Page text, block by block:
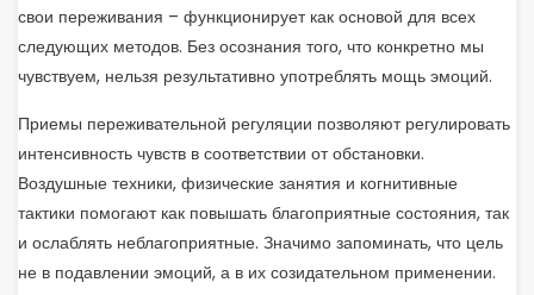
свои переживания – функционирует как основой для всех
следующих методов. Без осознания того, что конкретно мы
чувствуем, нельзя результативно употреблять мощь эмоций.
Приемы переживательной регуляции позволяют регулировать
интенсивность чувств в соответствии от обстановки.
Воздушные техники, физические занятия и когнитивные
тактики помогают как повышать благоприятные состояния, так
и ослаблять неблагоприятные. Значимо запоминать, что цель
не в подавлении эмоций, а в их созидательном применении.